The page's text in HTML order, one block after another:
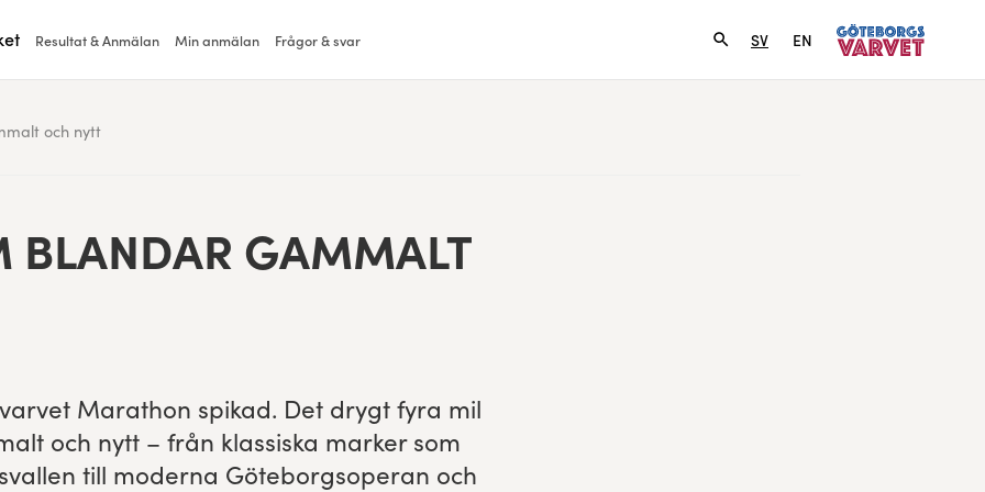
Resultat & Anmälan Min anmälan Frågor & svar SV EN
och nytt
BLANDAR GAM­MALT
Marathon spikad. Det drygt fyra mil
och nytt – från klas­siska mark­er som
till moder­na Göte­borgsop­er­an och